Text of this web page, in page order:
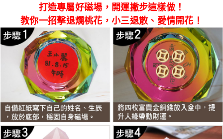
打造專屬好磁場，開運撇步這樣做！
教你一招擊退爛桃花，小三退散、愛情開花！